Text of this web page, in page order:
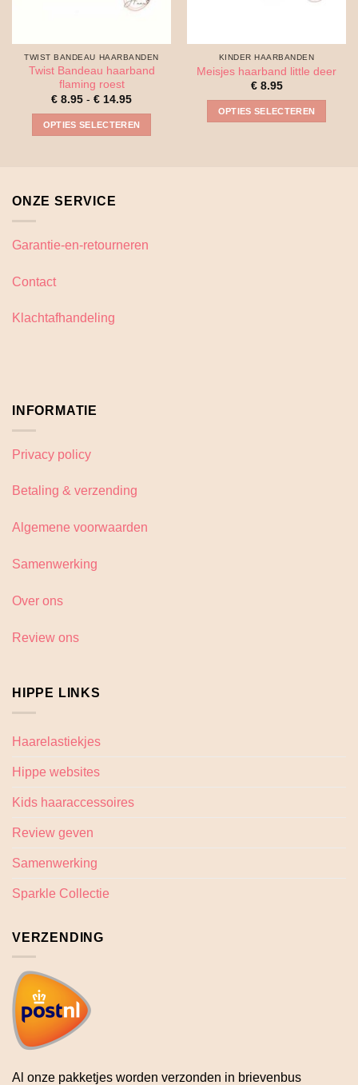
TWIST BANDEAU HAARBANDEN
Twist Bandeau haarband
flaming roest
€ 8.95 - € 14.95Prijsklasse:
tot
€ 14.95
OPTIES SELECTEREN
meerdere
optie
op
KINDER HAARBANDEN
Meisjes haarband little deer
€8.95
OPTIES SELECTEREN
ONZE SERVICE
Garantie-en-retourneren
Contact
Klachtafhandeling
INFORMATIE
Privacy policy
Betaling & verzending
Algemene voorwaarden
Samenwerking
Over ons
Review ons
HIPPE LINKS
Haarelastiekjes
Hippe websites
Kids haaraccessoires
Review geven
Samenwerking
Sparkle Collectie
VERZENDING
Al onze pakketjes worden verzonden in brievenbus